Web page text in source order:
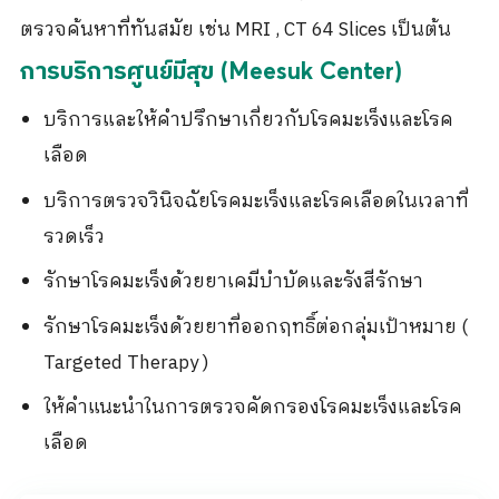
ตรวจค้นหาที่ทันสมัย เช่น MRI , CT 64 Slices เป็นต้น
การบริการศูนย์มีสุข (Meesuk Center)
บริการและให้คำปรึกษาเกี่ยวกับโรคมะเร็งและโรค
เลือด
บริการตรวจวินิจฉัยโรคมะเร็งและโรคเลือดในเวลาที่
รวดเร็ว
รักษาโรคมะเร็งด้วยยาเคมีบำบัดและรังสีรักษา
รักษาโรคมะเร็งด้วยยาที่ออกฤทธิ์ต่อกลุ่มเป้าหมาย (
Targeted Therapy )
ให้คำแนะนำในการตรวจคัดกรองโรคมะเร็งและโรค
เลือด